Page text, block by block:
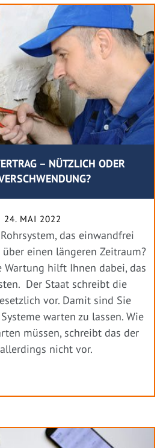
– NÜTZLICH ODER
24. MAI 2022
das einwandfrei
einen längeren Zeitraum?
Wartung hilft Ihnen dabei, das
Der Staat schreibt die
vor. Damit sind Sie
warten zu lassen. Wie
müssen, schreibt das der
nicht vor.